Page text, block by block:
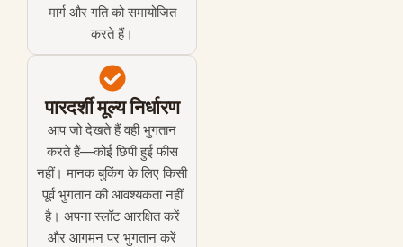
मार्ग और गति को समायोजित
करते हैं।
पारदर्शी मूल्य निर्धारण
आप जो देखते हैं वही भुगतान
करते हैं—कोई छिपी हुई फीस
नहीं। मानक बुकिंग के लिए किसी
पूर्व भुगतान की आवश्यकता नहीं
है। अपना स्लॉट आरक्षित करें
और आगमन पर भुगतान करें